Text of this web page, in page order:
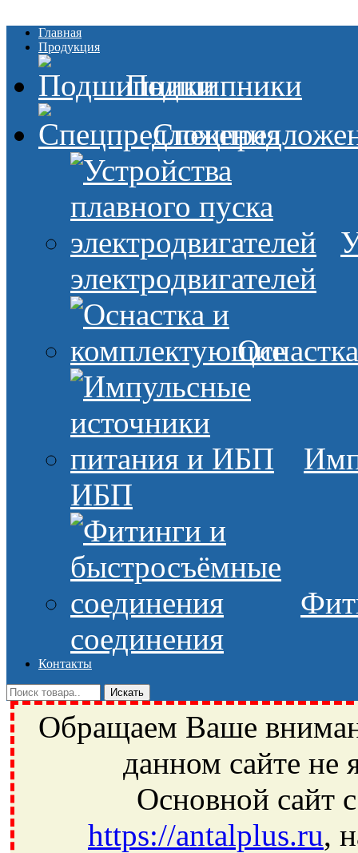
Главная
Продукция
Подшипники
электродвигателей
ИБП
соединения
Контакты
Обращаем Ваше
данном сайте не
Основной сайт
https://antalplus.ru,